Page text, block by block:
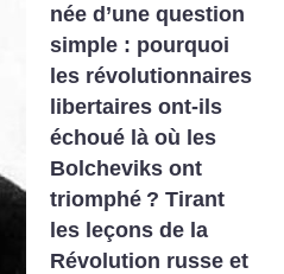
née d’une question
simple : pourquoi
les révolutionnaires
libertaires ont-ils
échoué là où les
Bolcheviks ont
triomphé ? Tirant
les leçons de la
Révolution russe et